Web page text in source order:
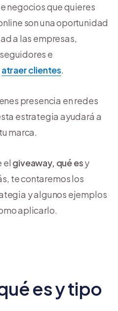
negocios que quieres
son una oportunidad
a las empresas,
e
atraer clientes.
presencia en redes
estrategia ayudará a
marca.
el giveaway, qué esy
te contaremos los
y algunos ejemplos
aplicarlo.
es y tipo